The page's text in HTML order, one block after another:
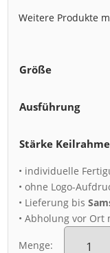
Weitere Produkte
Größe
Ausführung
Stärke
• individuelle
• ohne Logo-
• Lieferung bis
• Abholung vor Ort
Menge:
Leinwand
(00689)